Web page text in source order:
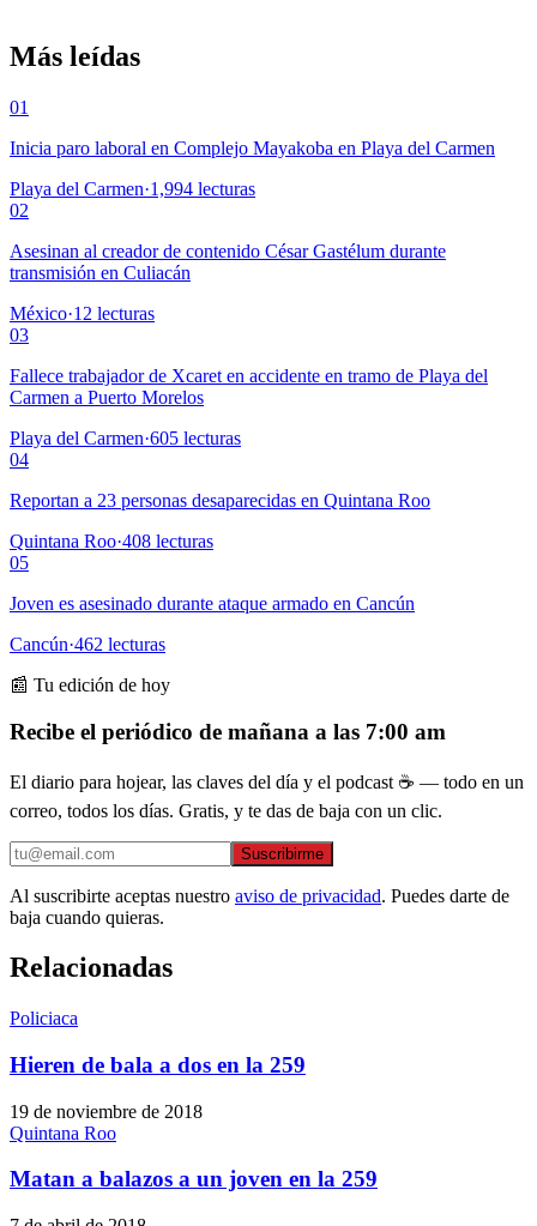
Más leídas
01
Inicia paro laboral en Complejo Mayakoba en Playa del Carmen
Playa del Carmen·1,994 lecturas
02
Asesinan al creador de contenido César Gastélum durante
transmisión en Culiacán
México·12 lecturas
03
Fallece trabajador de Xcaret en accidente en tramo de Playa del
Carmen a Puerto Morelos
Playa del Carmen·605 lecturas
04
Reportan a 23 personas desaparecidas en Quintana Roo
Quintana Roo·408 lecturas
05
Joven es asesinado durante ataque armado en Cancún
Cancún·462 lecturas
📰 Tu edición de hoy
Recibe el periódico de mañana a las 7:00 am
El diario para hojear, las claves del día y el podcast ☕ — todo en un
correo, todos los días. Gratis, y te das de baja con un clic.
Suscribirme
Al suscribirte aceptas nuestro aviso de privacidad. Puedes darte de
baja cuando quieras.
Relacionadas
Policiaca
Hieren de bala a dos en la 259
19 de noviembre de 2018
Quintana Roo
Matan a balazos a un joven en la 259